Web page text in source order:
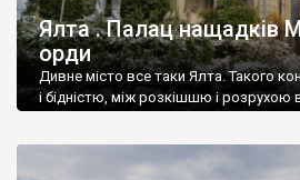
Ялта . Палац нащадків
орди
Дивне місто все таки Ялта. Такого
і бідністю, між розкішшю і розрухою